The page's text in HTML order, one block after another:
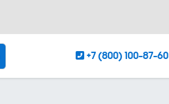
+7 (800) 100-87-60